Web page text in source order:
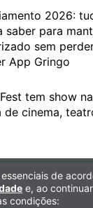
2026:
saber para
sem
App Gringo
tem show
de cinema,
e Cookies
de
e, ao
condições: